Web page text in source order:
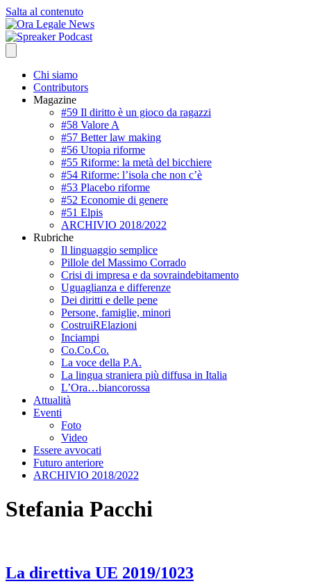
Salta al contenuto
Chi siamo
Contributors
Magazine
#59 Il diritto è un gioco da ragazzi
#58 Valore A
#57 Better law making
#56 Utopia riforme
#55 Riforme: la metà del bicchiere
#54 Riforme: l’isola che non c’è
#53 Placebo riforme
#52 Economie di genere
#51 Elpis
ARCHIVIO 2018/2022
Rubriche
Il linguaggio semplice
Pillole del Massimo Corrado
Crisi di impresa e da sovraindebitamento
Uguaglianza e differenze
Dei diritti e delle pene
Persone, famiglie, minori
CostruiRElazioni
Inciampi
Co.Co.Co.
La voce della P.A.
La lingua straniera più diffusa in Italia
L’Ora…biancorossa
Attualità
Eventi
Foto
Video
Essere avvocati
Futuro anteriore
ARCHIVIO 2018/2022
Stefania Pacchi
La direttiva UE 2019/1023